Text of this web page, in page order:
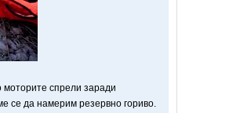
моторите спрели заради
се да намерим резервно гориво.